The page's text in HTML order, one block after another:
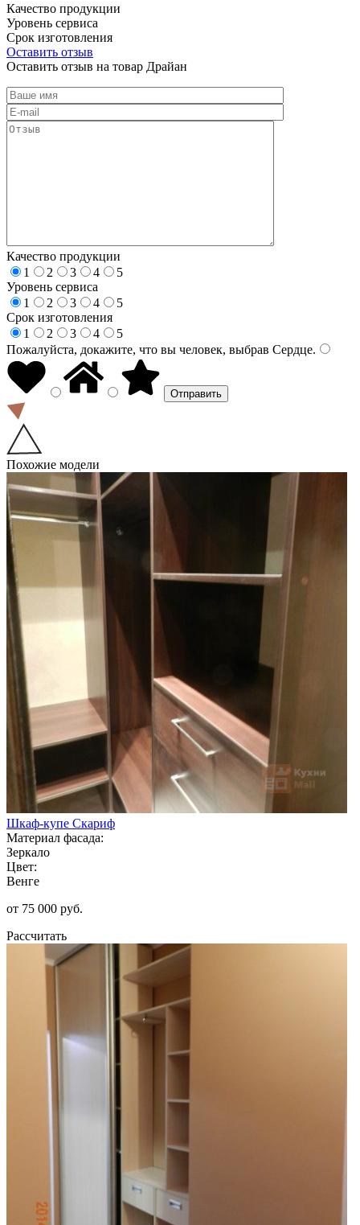
Качество продукции
Уровень сервиса
Срок изготовления
Оставить отзыв
Оставить отзыв на товар Драйан
Качество продукции
1
2 3 4
5
Уровень сервиса
1
2 3 4
5
Срок изготовления
1
2 3 4
5
Пожалуйста, докажите, что вы человек, выбрав Сердце.
Похожие модели
Шкаф-купе Скариф
Материал фасада:
Зеркало
Цвет:
Венге
от 75 000 руб.
Рассчитать